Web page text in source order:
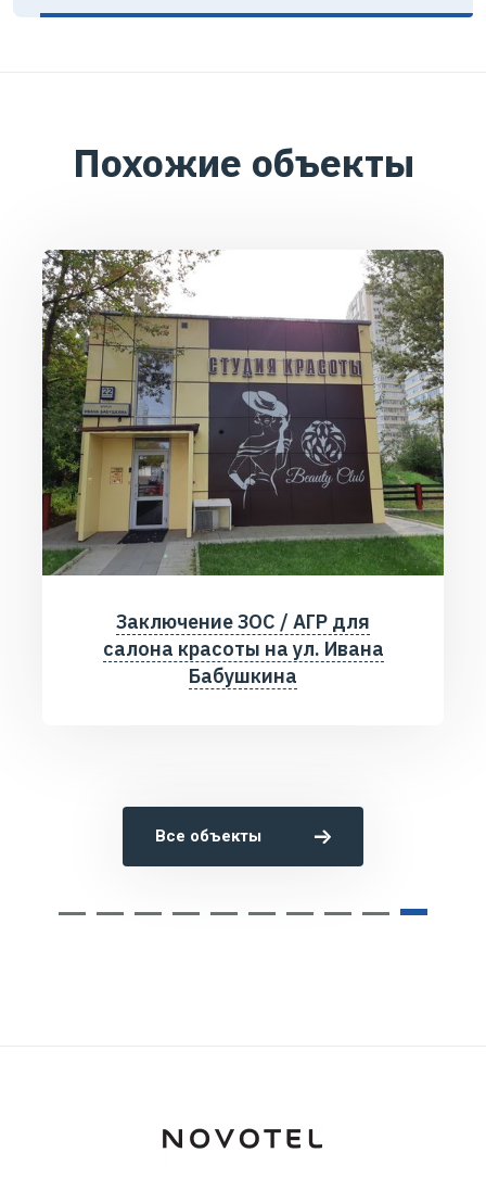
Похожие объекты
Заключение ЗОС / АГР для
салона красоты на ул. Ивана
Бабушкина
Все объекты